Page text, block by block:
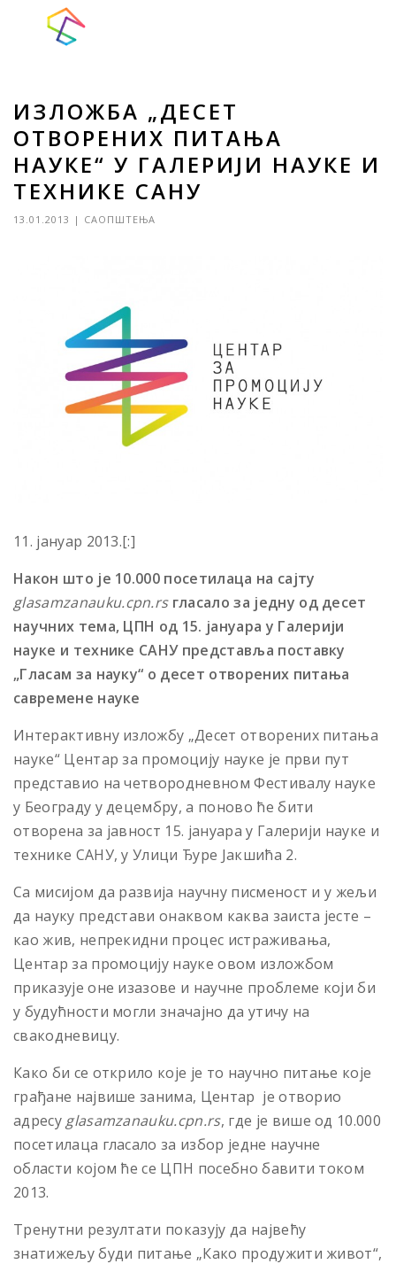
ИЗЛОЖБА „ДЕСЕТ
ОТВОРЕНИХ ПИТАЊА
НАУКЕ“ У ГАЛЕРИЈИ НАУКЕ И
ТЕХНИКЕ САНУ
13.01.2013 | САОПШТЕЊА
11. јануар 2013.[:]
Након што је 10.000 посетилаца на сајту
glasamzanauku.cpn.rs гласалоза једну од десет
научних тема, ЦПН од 15. jануара у Галерији
науке и технике САНУ представља поставку
„Гласам за науку“ о десет отворених питања
савремене науке
Интерактивну изложбу „Десет отворених питања
науке“ Центар за промоцију науке је први пут
представио на четвородневном Фестивалу науке
у Београду у децембру, а поново ће бити
отворена за јавност 15. јануара у Галерији науке и
технике САНУ, у Улици Ђуре Јакшића 2.
Са мисијом да развија научну писменост и у жељи
да науку представи онаквом каква заиста јесте –
као жив, непрекидни процес истраживања,
Центар за промоцију науке овом изложбом
приказује оне изазове и научне проблеме који би
у будућности могли значајно да утичу на
свакодневицу.
Како би се открило које је то научно питање које
грађане највише занима, Центар је отворио
адресу glasamzanauku.cpn.rs, где је више од 10.000
посетилаца гласало за избор једне научне
области којом ће се ЦПН посебно бавити током
2013.
Тренутни резултати показују да највећу
знатижељу буди питање „Како продужити живот“,